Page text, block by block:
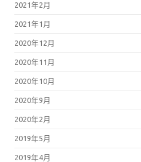
2021年2月
2021年1月
2020年12月
2020年11月
2020年10月
2020年9月
2020年2月
2019年5月
2019年4月